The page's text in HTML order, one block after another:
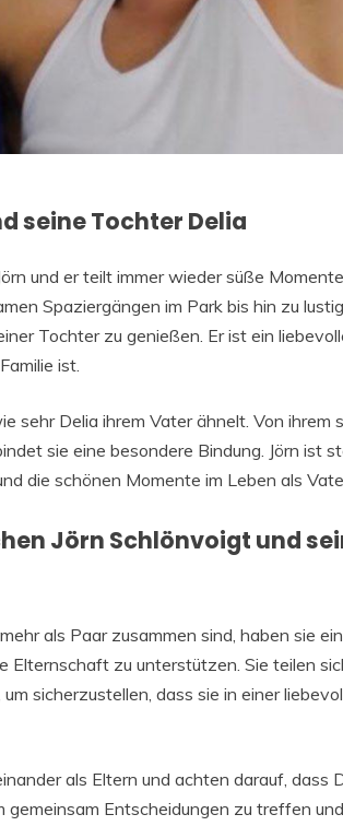
seine Tochter Delia
und er teilt immer wieder süße
Spaziergängen im Park bis hin zu
Tochter zu genießen. Er ist ein
ist.
sehr Delia ihrem Vater ähnelt. Von ihrem
sie eine besondere Bindung. Jörn ist
die schönen Momente im Leben als
Jörn Schlönvoigt und
als Paar zusammen sind, haben sie
Elternschaft zu unterstützen. Sie teilen
sicherzustellen, dass sie in einer
als Eltern und achten darauf, dass
gemeinsam Entscheidungen zu treffen